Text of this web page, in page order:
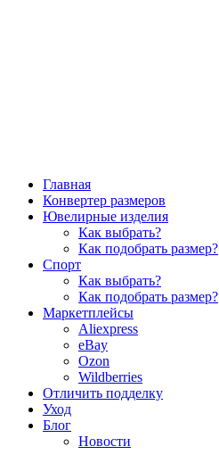
Главная
Конвертер размеров
Ювелирные изделия
Как выбрать?
Как подобрать размер?
Спорт
Как выбрать?
Как подобрать размер?
Маркетплейсы
Aliexpress
eBay
Ozon
Wildberries
Отличить подделку
Уход
Блог
Новости